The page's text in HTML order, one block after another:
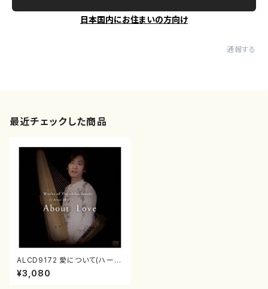
日本国内にお住まいの方向け
通報する
最近チェックした商品
ALCD9172 愛について(ハー
プ,箜篌,笙,ヴァイオリン,ヴィオ
ラ/佐々木冬彦/CD)
¥3,080